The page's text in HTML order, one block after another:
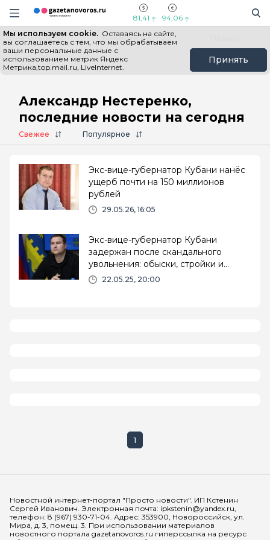
Информационный портал "ГазетаНоворос.ру"
Навигация сайта
81,41 94,06
Мы используем cookie. Оставаясь на сайте,
вы соглашаетесь с тем, что мы обрабатываем
ваши персональные данные с
использованием метрик Яндекс
Метрика,top.mail.ru, LiveInternet.
Принять
Все новости Новости России
Главная
Александр Нестеренко,
последние новости на сегодня
Свежее Популярное
Экс-вице-губернатор Кубани нанёс
ущерб почти на 150 миллионов
рублей
29.05.26, 16:05
Экс-вице-губернатор Кубани
задержан после скандального
увольнения: обыски, стройки и
«наследие» предшественника
22.05.25, 20:00
1
Новостной интернет-портал "Просто новости". ИП Кстенин
Сергей Иванович. Электронная почта: ipkstenin@yandex.ru,
телефон: 8 (967) 930-71-04. Адрес: 353900, Новороссийск, ул.
Мира, д. 3, помещ. 3. При использовании материалов
новостного портала gazetanovoros.ru гиперссылка на ресурс